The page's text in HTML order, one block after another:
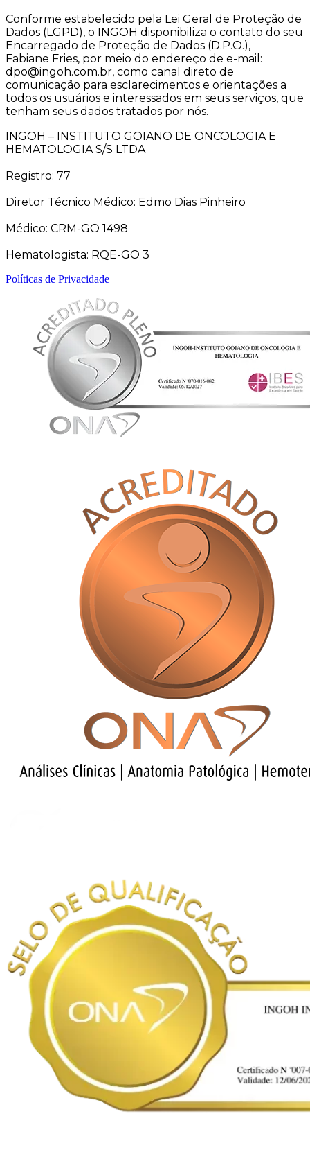
Conforme estabelecido pela Lei Geral de Proteção de
Dados (LGPD), o INGOH disponibiliza o contato do seu
Encarregado de Proteção de Dados (D.P.O.),
Fabiane Fries, por meio do endereço de e-mail:
dpo@ingoh.com.br, como canal direto de
comunicação para esclarecimentos e orientações a
todos os usuários e interessados em seus serviços, que
tenham seus dados tratados por nós.
INGOH – INSTITUTO GOIANO DE ONCOLOGIA E
HEMATOLOGIA S/S LTDA
Registro: 77
Diretor Técnico Médico: Edmo Dias Pinheiro
Médico: CRM-GO 1498
Hematologista: RQE-GO 3
Políticas de Privacidade